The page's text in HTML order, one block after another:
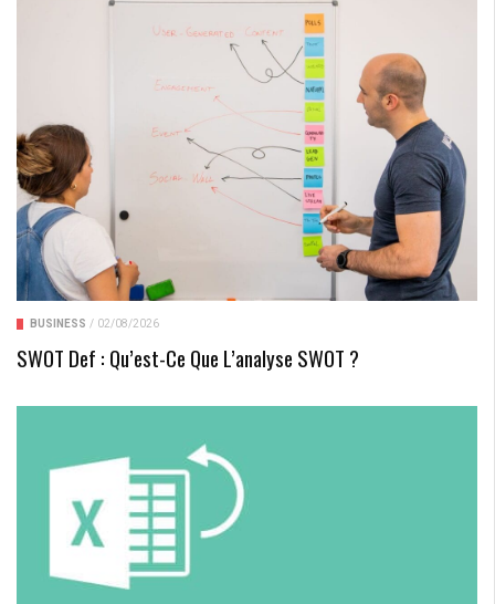
BUSINESS / 02/08/2026
SWOT Def : Qu’est-Ce Que L’analyse SWOT ?